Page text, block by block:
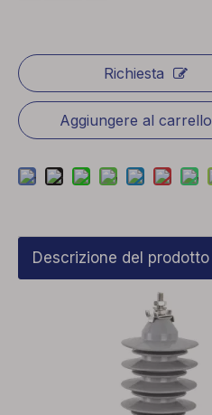
Richiesta
Aggiungere al carrello
Descrizione del prodotto